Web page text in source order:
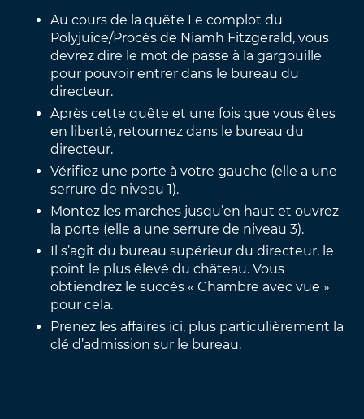
Au cours de la quête Le complot du
Polyjuice/Procès de Niamh Fitzgerald, vous
devrez dire le mot de passe à la gargouille
pour pouvoir entrer dans le bureau du
directeur.
Après cette quête et une fois que vous êtes
en liberté, retournez dans le bureau du
directeur.
Vérifiez une porte à votre gauche (elle a une
serrure de niveau 1).
Montez les marches jusqu’en haut et ouvrez
la porte (elle a une serrure de niveau 3).
Il s’agit du bureau supérieur du directeur, le
point le plus élevé du château. Vous
obtiendrez le succès « Chambre avec vue »
pour cela.
Prenez les affaires ici, plus particulièrement la
clé d’admission sur le bureau.